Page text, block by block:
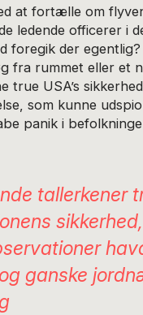
at fortælle om
ledende officerer i
foregik der
fra rummet eller et
true USA’s
som kunne
panik i
tallerkener
ganske